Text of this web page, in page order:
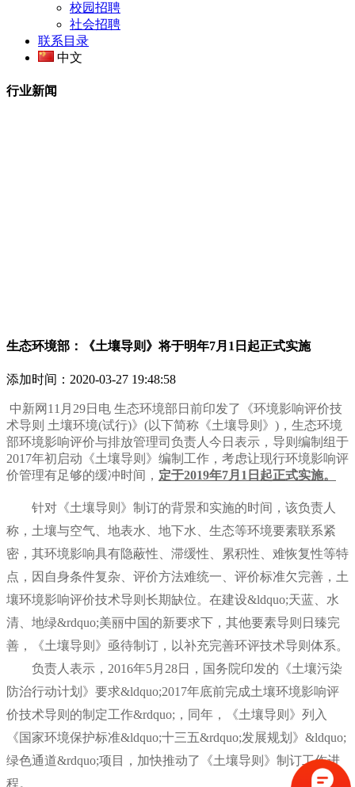
校园招聘
社会招聘
联系目录
中文
行业新闻
生态环境部：《土壤导则》将于明年7月1日起正式实施
添加时间： 2020-03-27 19:48:58
中新网11月29日电 生态环境部日前印发了《环境影响评价技
术导则 土壤环境(试行)》(以下简称《土壤导则》)，生态环境
部环境影响评价与排放管理司负责人今日表示，导则编制组于
2017年初启动《土壤导则》编制工作，考虑让现行环境影响评
价管理有足够的缓冲时间， 定于2019年7月1日起正式实施。
针对《土壤导则》制订的背景和实施的时间，该负责人
称，土壤与空气、地表水、地下水、生态等环境要素联系紧
密，其环境影响具有隐蔽性、滞缓性、累积性、难恢复性等特
点，因自身条件复杂、评价方法难统一、评价标准欠完善，土
壤环境影响评价技术导则长期缺位。在建设&ldquo;天蓝、水
清、地绿&rdquo;美丽中国的新要求下，其他要素导则日臻完
善，《土壤导则》亟待制订，以补充完善环评技术导则体系。
负责人表示，2016年5月28日，国务院印发的《土壤污染
防治行动计划》要求&ldquo;2017年底前完成土壤环境影响评
价技术导则的制定工作&rdquo;，同年，《土壤导则》列入
《国家环境保护标准&ldquo;十三五&rdquo;发展规划》&ldquo;
绿色通道&rdquo;项目，加快推动了《土壤导则》制订工作进
程。